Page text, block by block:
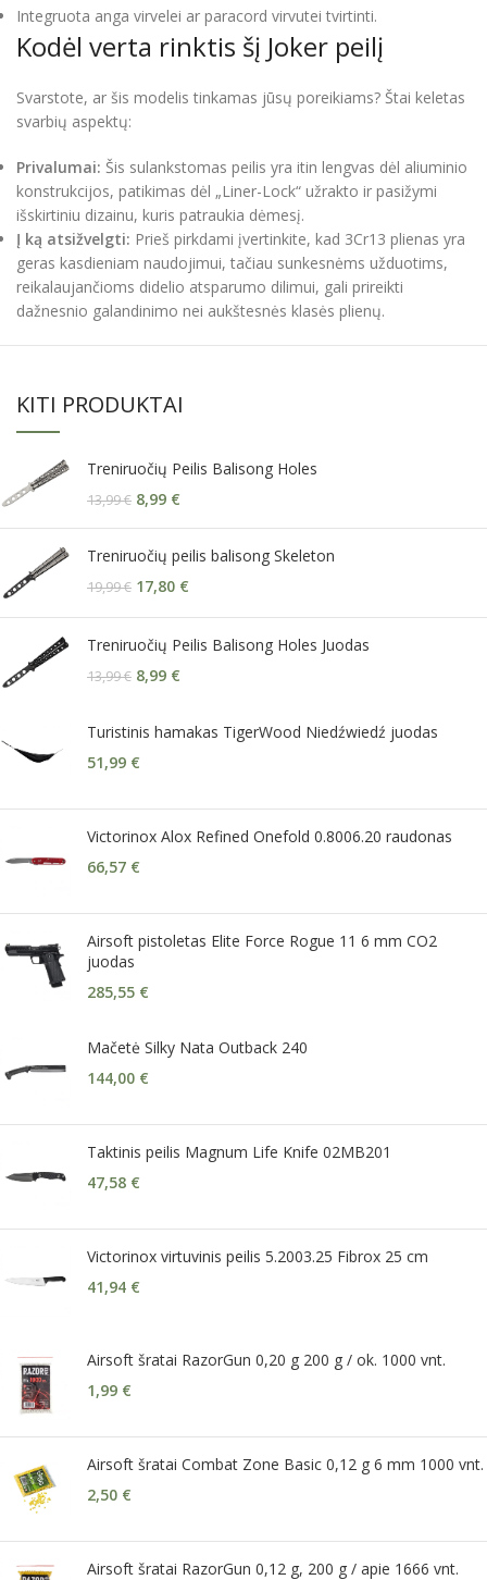
Integruota anga virvelei ar paracord virvutei tvirtinti.
Kodėl verta rinktis šį Joker peilį
Svarstote, ar šis modelis tinkamas jūsų poreikiams? Štai keletas
svarbių aspektų:
Privalumai: Šis sulankstomas peilis yra itin lengvas dėl aliuminio
konstrukcijos, patikimas dėl „Liner-Lock“ užrakto ir pasižymi
išskirtiniu dizainu, kuris patraukia dėmesį.
Į ką atsižvelgti: Prieš pirkdami įvertinkite, kad 3Cr13 plienas yra
geras kasdieniam naudojimui, tačiau sunkesnėms užduotims,
reikalaujančioms didelio atsparumo dilimui, gali prireikti
dažnesnio galandinimo nei aukštesnės klasės plienų.
KITI PRODUKTAI
Treniruočių Peilis Balisong Holes
13,99€ 8,99 €
Treniruočių peilis balisong Skeleton
19,99€ 17,80 €
Treniruočių Peilis Balisong Holes Juodas
13,99€ 8,99 €
Turistinis hamakas TigerWood Niedźwiedź juodas
51,99 €
Victorinox Alox Refined Onefold 0.8006.20 raudonas
66,57 €
Airsoft pistoletas Elite Force Rogue 11 6 mm CO2
juodas
285,55 €
Mačetė Silky Nata Outback 240
144,00 €
Taktinis peilis Magnum Life Knife 02MB201
47,58 €
Victorinox virtuvinis peilis 5.2003.25 Fibrox 25 cm
41,94 €
Airsoft šratai RazorGun 0,20 g 200 g / ok. 1000 vnt.
1,99 €
Airsoft šratai Combat Zone Basic 0,12 g 6 mm 1000 vnt.
2,50 €
Airsoft šratai RazorGun 0,12 g, 200 g / apie 1666 vnt.